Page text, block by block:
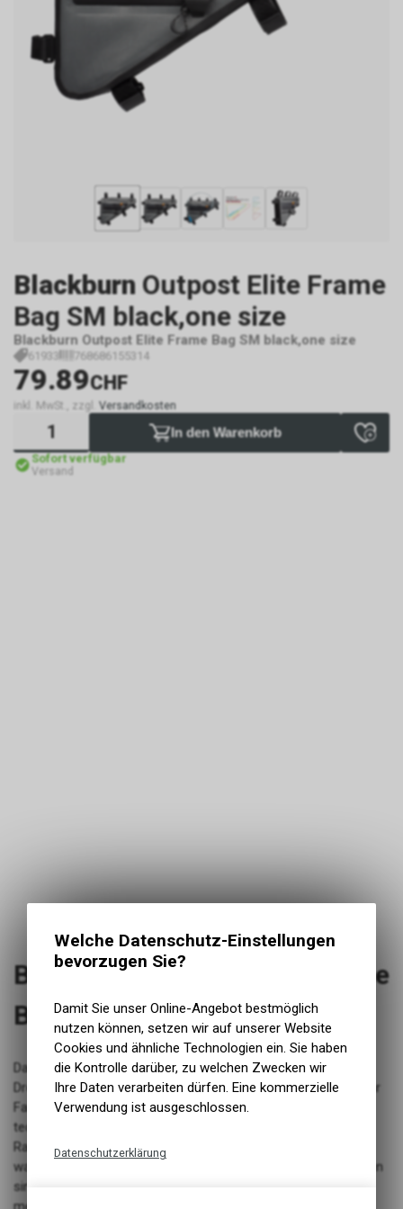
Blackburn Outpost Elite Frame
Bag SM black,one size
Blackburn Outpost Elite Frame Bag SM black,one size
61933 768686155314
79.89CHF
inkl. MwSt., zzgl. Versandkosten
In den Warenkorb
Sofort verfügbar
Versand
Blackburn Outpost Elite Frame
Bag SM
Das unterbringen von viel Ladung im ungenutzten vorderen
Dreieck Ihres Fahrrads senkt Ihren Schwerpunkt und macht Ihr
Fahrrad stabiler. Wenn es um Lebensmittel, Wasser oder
technische Ausrüstung geht, ist die Outpost Elite
Rahmentasche Ihre neue must have Bikepacking-Tasche. Mit
wasserdichten, leichten Materialien und geschweissten Nähten
sind die neuen Outpost Elite Rahmentaschen optimiert, um
Welche Datenschutz-Einstellungen
bevorzugen Sie?
Damit Sie unser Online-Angebot bestmöglich
nutzen können, setzen wir auf unserer Website
Cookies und ähnliche Technologien ein. Sie haben
die Kontrolle darüber, zu welchen Zwecken wir
Ihre Daten verarbeiten dürfen. Eine kommerzielle
Verwendung ist ausgeschlossen.
Datenschutzerklärung